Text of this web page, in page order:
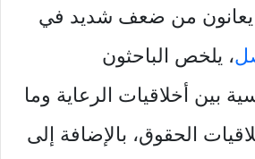
يعانون من ضعف شديد في
، يلخص الباحثون
بين أخلاقيات الرعاية وما
الحقوق، بالإضافة إلى